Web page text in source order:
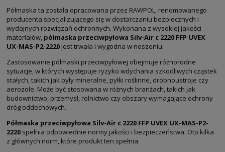
Półmaska ta została opracowana przez RAWPOL, renomowanego
producenta specjalizującego się w dostarczaniu bezpiecznych i
wydajnych rozwiązań ochronnych. Wykonana z wysokiej jakości
materiałów, półmaska przeciwpyłowa Silv-Air c 2220 FFP UVEX
UX-MAS-P2-2220 jest trwała i wygodna w noszeniu.
Zastosowanie półmaski przeciwpyłowej obejmuje różnorodne
sytuacje, w których występuje ryzyko wdychania szkodliwych cząstek
stałych, takich jak pyły mineralne, pyłki roślinne, drobnoustroje czy
aerozole. Może być stosowana w różnych branżach, takich jak
budownictwo, przemysł, rolnictwo czy obszary wymagające ochrony
dróg oddechowych.
Półmaska przeciwpyłowa Silv-Air c 2220 FFP UVEX UX-MAS-P2-
2220 spełnia odpowiednie normy jakości i bezpieczeństwa. Oto kilka
z głównych norm, które produkt ten spełnia: